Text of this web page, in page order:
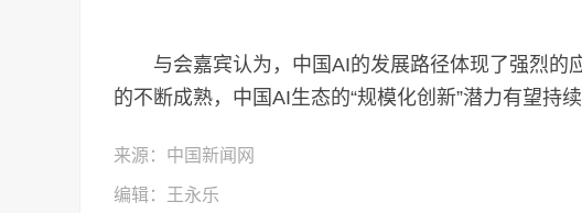
与会嘉宾认为，中国AI的发展路径体现了强烈的
的不断成熟，中国AI生态的“规模化创新”潜力有望持
来源：中国新闻网
编辑：王永乐